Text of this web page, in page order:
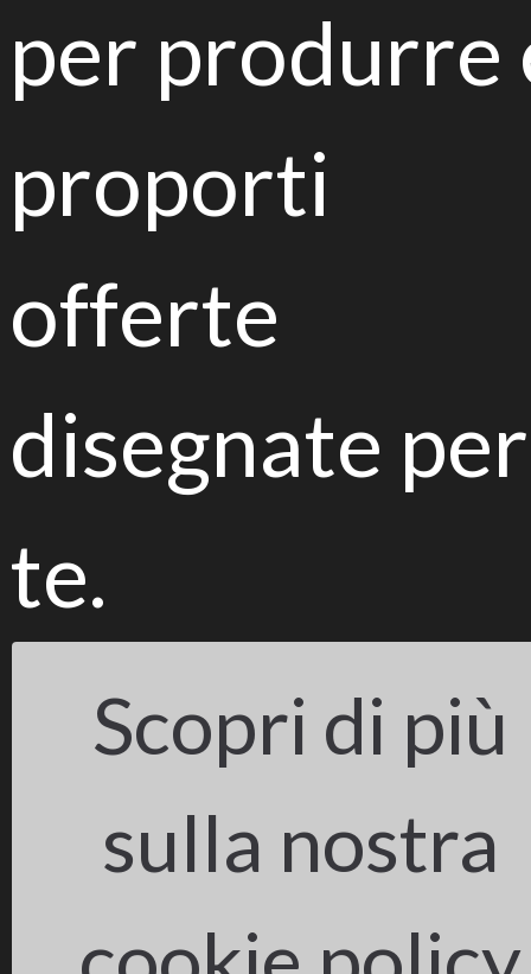
Theoretical and practical course
becomes school
per produrre
proporti
offerte
disegnate per
te.
Scopri di più
sulla nostra